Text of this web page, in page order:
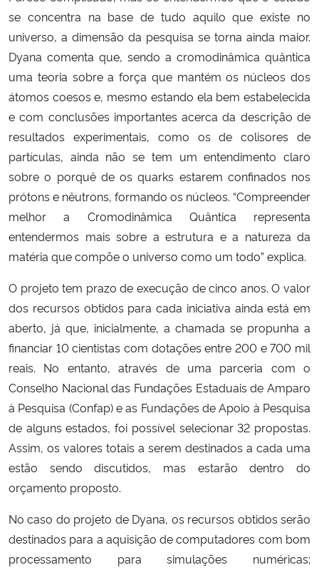
se concentra na base de tudo aquilo que existe no
universo, a dimensão da pesquisa se torna ainda maior.
Dyana comenta que, sendo a cromodinâmica quântica
uma teoria sobre a força que mantém os núcleos dos
átomos coesos e, mesmo estando ela bem estabelecida
e com conclusões importantes acerca da descrição de
resultados experimentais, como os de colisores de
partículas, ainda não se tem um entendimento claro
sobre o porquê de os quarks estarem confinados nos
prótons e nêutrons, formando os núcleos. “Compreender
melhor a Cromodinâmica Quântica representa
entendermos mais sobre a estrutura e a natureza da
matéria que compõe o universo como um todo” explica.
O projeto tem prazo de execução de cinco anos. O valor
dos recursos obtidos para cada iniciativa ainda está em
aberto, já que, inicialmente, a chamada se propunha a
financiar 10 cientistas com dotações entre 200 e 700 mil
reais. No entanto, através de uma parceria com o
Conselho Nacional das Fundações Estaduais de Amparo
à Pesquisa (Confap) e as Fundações de Apoio à Pesquisa
de alguns estados, foi possível selecionar 32 propostas.
Assim, os valores totais a serem destinados a cada uma
estão sendo discutidos, mas estarão dentro do
orçamento proposto.
No caso do projeto de Dyana, os recursos obtidos serão
destinados para a aquisição de computadores com bom
processamento para simulações numéricas;